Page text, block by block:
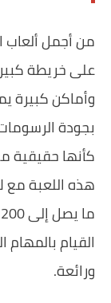
‏من أجمل ألعاب
على خريطة
وأماكن كبيرة
بجودة
كأنها حقيقية
هذه اللعبة مع
القيام
ورائعة.